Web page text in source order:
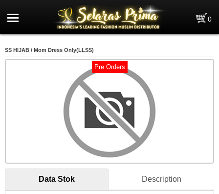
0
Pre Order
Brand
Penghargaan
SS HIJAB / Mom Dress Only(LLSS)
Pre Orders
Data Stok Description